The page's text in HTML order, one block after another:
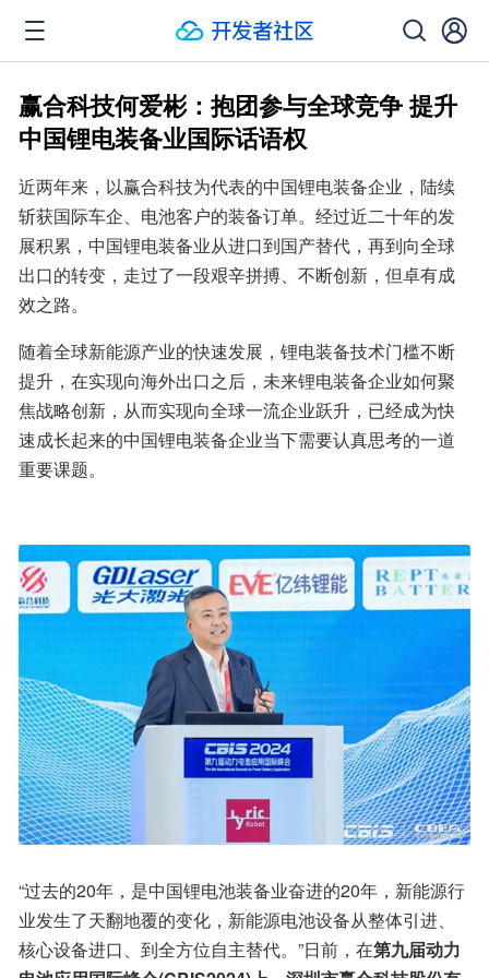
赢合科技何爱彬：抱团参与全球竞争 提升
中国锂电装备业国际话语权
近两年来，以赢合科技为代表的中国锂电装备企业，陆续
斩获国际车企、电池客户的装备订单。经过近二十年的发
展积累，中国锂电装备业从进口到国产替代，再到向全球
出口的转变，走过了一段艰辛拼搏、不断创新，但卓有成
效之路。
随着全球新能源产业的快速发展，锂电装备技术门槛不断
提升，在实现向海外出口之后，未来锂电装备企业如何聚
焦战略创新，从而实现向全球一流企业跃升，已经成为快
速成长起来的中国锂电装备企业当下需要认真思考的一道
重要课题。
“过去的20年，是中国锂电池装备业奋进的20年，新能源行
业发生了天翻地覆的变化，新能源电池设备从整体引进、
核心设备进口、到全方位自主替代。”日前，在第九届动力